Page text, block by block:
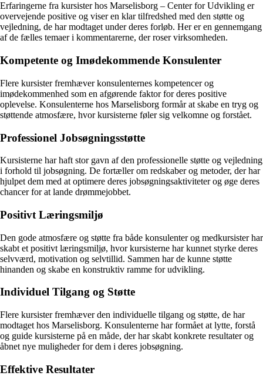
Erfaringerne fra kursister hos Marselisborg – Center for Udvikling er
overvejende positive og viser en klar tilfredshed med den støtte og
vejledning, de har modtaget under deres forløb. Her er en gennemgang
af de fælles temaer i kommentarerne, der roser virksomheden.
Kompetente og Imødekommende Konsulenter
Flere kursister fremhæver konsulenternes kompetencer og
imødekommenhed som en afgørende faktor for deres positive
oplevelse. Konsulenterne hos Marselisborg formår at skabe en tryg og
støttende atmosfære, hvor kursisterne føler sig velkomne og forstået.
Professionel Jobsøgningsstøtte
Kursisterne har haft stor gavn af den professionelle støtte og vejledning
i forhold til jobsøgning. De fortæller om redskaber og metoder, der har
hjulpet dem med at optimere deres jobsøgningsaktiviteter og øge deres
chancer for at lande drømmejobbet.
Positivt Læringsmiljø
Den gode atmosfære og støtte fra både konsulenter og medkursister har
skabt et positivt læringsmiljø, hvor kursisterne har kunnet styrke deres
selvværd, motivation og selvtillid. Sammen har de kunne støtte
hinanden og skabe en konstruktiv ramme for udvikling.
Individuel Tilgang og Støtte
Flere kursister fremhæver den individuelle tilgang og støtte, de har
modtaget hos Marselisborg. Konsulenterne har formået at lytte, forstå
og guide kursisterne på en måde, der har skabt konkrete resultater og
åbnet nye muligheder for dem i deres jobsøgning.
Effektive Resultater